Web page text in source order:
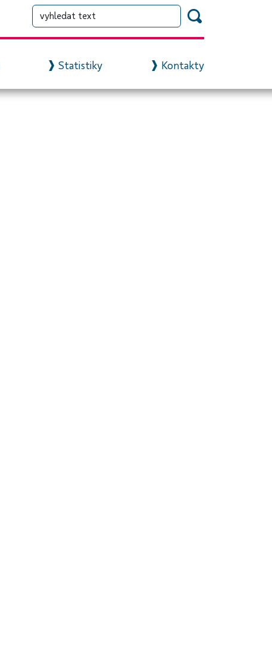
Statistiky Kontakty